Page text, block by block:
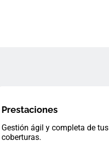
Prestaciones
Gestión ágil y completa de tus
coberturas.